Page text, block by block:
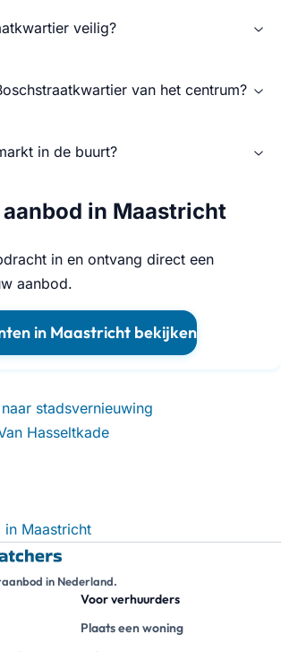
veilig?
van het centrum?
in de buurt?
in Maastricht
in en ontvang direct een
aanbod.
in Maastricht bekijken
stadsvernieuwing
Hasseltkade
in Maastricht
in Nederland.
Voor verhuurders
Plaats een woning